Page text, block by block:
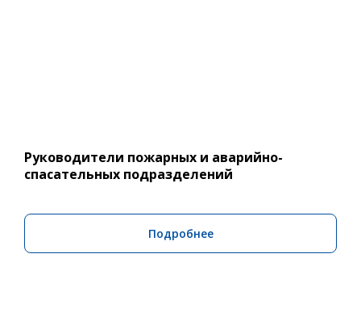
Руководители пожарных и аварийно-
спасательных подразделений
Подробнее